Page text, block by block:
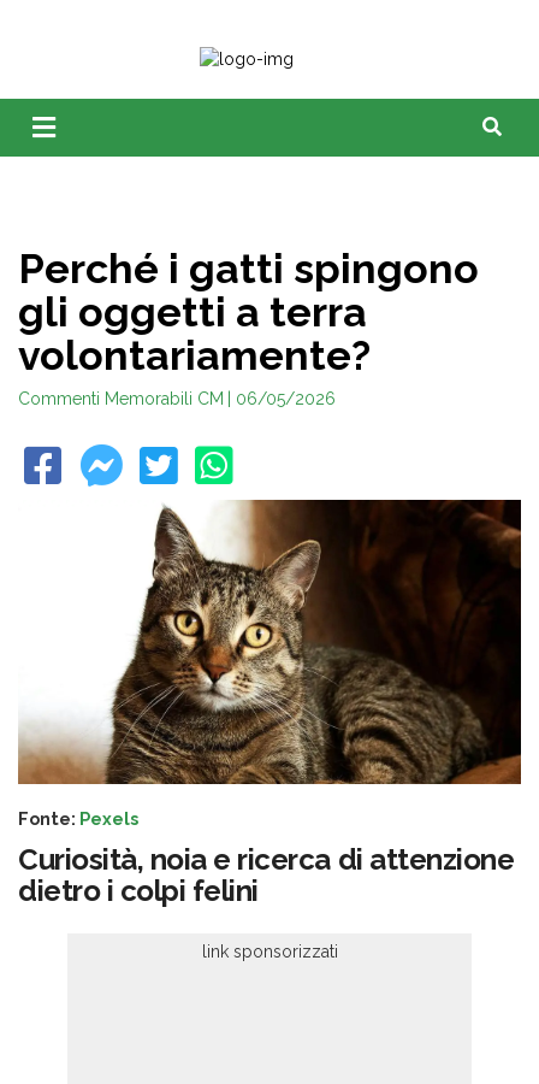
Perché i gatti spingono
gli oggetti a terra
volontariamente?
Commenti Memorabili CM | 06/05/2026
Fonte: Pexels
Curiosità, noia e ricerca di attenzione
dietro i colpi felini